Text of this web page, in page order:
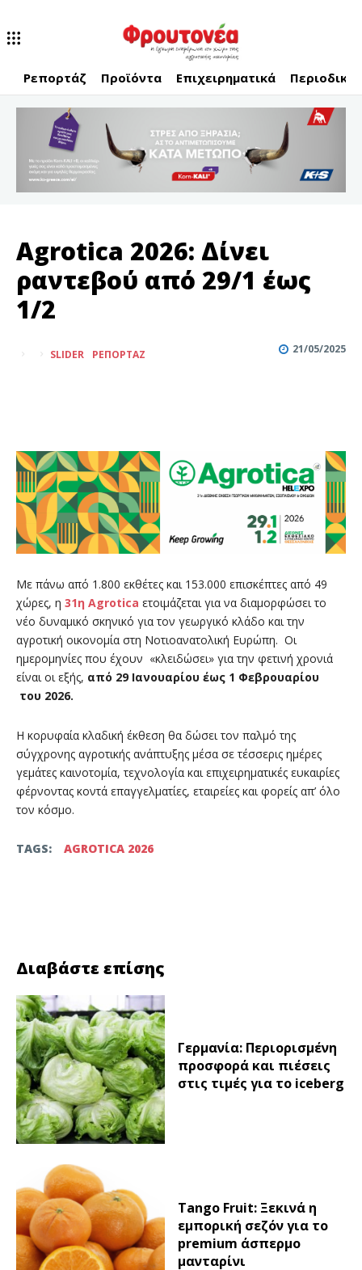
Ρεπορτάζ Προϊόντα Επιχειρηματικά Περιοδικό
Agrotica 2026: Δίνει
ραντεβού από 29/1 έως
1/2
21/05/2025
SLIDER ΡΕΠΟΡΤΆΖ
Με πάνω από 1.800 εκθέτες και 153.000 επισκέπτες από 49
χώρες, η 31η Agrotica ετοιμάζεται για να διαμορφώσει το
νέο δυναμικό σκηνικό για τον γεωργικό κλάδο και την
αγροτική οικονομία στη Νοτιοανατολική Ευρώπη. Οι
ημερομηνίες που έχουν «κλειδώσει» για την φετινή χρονιά
είναι οι εξής, από 29 Ιανουαρίου έως 1 Φεβρουαρίου
του 2026.
Η κορυφαία κλαδική έκθεση θα δώσει τον παλμό της
σύγχρονης αγροτικής ανάπτυξης μέσα σε τέσσερις ημέρες
γεμάτες καινοτομία, τεχνολογία και επιχειρηματικές ευκαιρίες
φέρνοντας κοντά επαγγελματίες, εταιρείες και φορείς απ’ όλο
τον κόσμο.
TAGS: AGROTICA 2026
Διαβάστε επίσης
Γερμανία: Περιορισμένη
προσφορά και πιέσεις
στις τιμές για το iceberg
Tango Fruit: Ξεκινά η
εμπορική σεζόν για το
premium άσπερμο
μανταρίνι